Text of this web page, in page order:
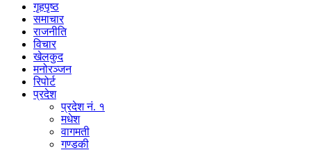
गृहपृष्ठ
समाचार
राजनीति
विचार
खेलकुद
मनोरञ्जन
रिपोर्ट
प्रदेश
प्रदेश नं. १
मधेश
वागमती
गण्डकी